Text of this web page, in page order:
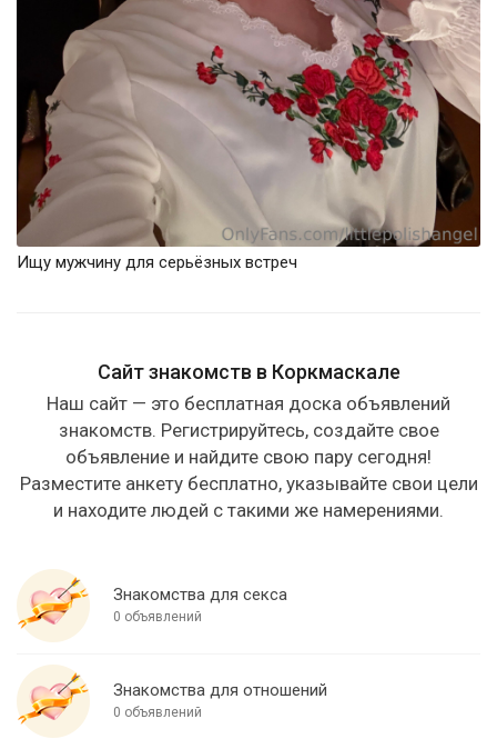
Ищу мужчину для серьёзных встреч
Сайт знакомств в Коркмаскале
Наш сайт — это бесплатная доска объявлений
знакомств. Регистрируйтесь, создайте свое
объявление и найдите свою пару сегодня!
Разместите анкету бесплатно, указывайте свои цели
и находите людей с такими же намерениями.
Знакомства для секса
0 объявлений
Знакомства для отношений
0 объявлений